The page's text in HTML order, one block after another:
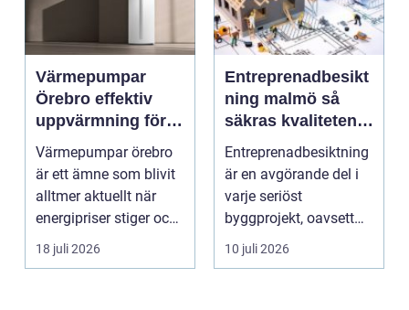
Värmepumpar
Örebro effektiv
uppvärmning för
hus och
fastigheter
Värmepumpar örebro
är ett ämne som blivit
alltmer aktuellt när
energipriser stiger och
fler vill sän...
18 juli 2026
Entreprenadbesikt
ning malmö så
säkras kvaliteten i
byggprojekt
Entreprenadbesiktning
är en avgörande del i
varje seriöst
byggprojekt, oavsett
om det handlar om en
10 juli 2026